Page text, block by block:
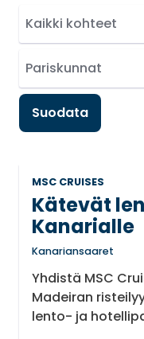
Suodata
Suodata
MSC CRUISES
Kätevät
Kanarialle
Kanariansaaret
Yhdistä MSC
Madeiran
lento- ja